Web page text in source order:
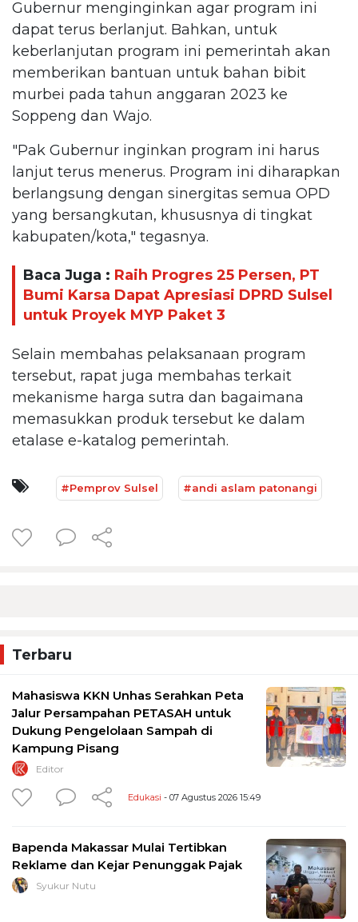
Gubernur menginginkan agar program ini
dapat terus berlanjut. Bahkan, untuk
keberlanjutan program ini pemerintah akan
memberikan bantuan untuk bahan bibit
murbei pada tahun anggaran 2023 ke
Soppeng dan Wajo.
"Pak Gubernur inginkan program ini harus
lanjut terus menerus. Program ini diharapkan
berlangsung dengan sinergitas semua OPD
yang bersangkutan, khususnya di tingkat
kabupaten/kota," tegasnya.
Baca Juga : Raih Progres 25 Persen, PT
Bumi Karsa Dapat Apresiasi DPRD Sulsel
untuk Proyek MYP Paket 3
Selain membahas pelaksanaan program
tersebut, rapat juga membahas terkait
mekanisme harga sutra dan bagaimana
memasukkan produk tersebut ke dalam
etalase e-katalog pemerintah.
#Pemprov Sulsel #andi aslam patonangi
Terbaru
Mahasiswa KKN Unhas Serahkan Peta
Jalur Persampahan PETASAH untuk
Dukung Pengelolaan Sampah di
Kampung Pisang
Editor
Edukasi - 07 Agustus 2026 15:49
Bapenda Makassar Mulai Tertibkan
Reklame dan Kejar Penunggak Pajak
Syukur Nutu